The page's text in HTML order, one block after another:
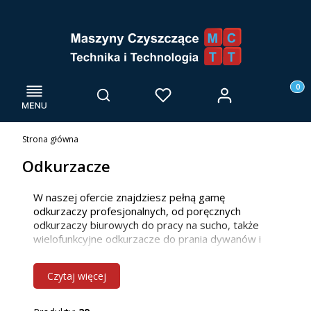
Menu Otwórz wyszukiwarkę
Szukaj Ulubione Zaloguj się
Strona główna
Odkurzacze
W naszej ofercie znajdziesz pełną gamę
odkurzaczy profesjonalnych, od poręcznych
odkurzaczy biurowych do pracy na sucho, także
wielofunkcyjne odkurzacze do prania dywanów i
nowoczesnymi systemami filtracji.
Czytaj więcej